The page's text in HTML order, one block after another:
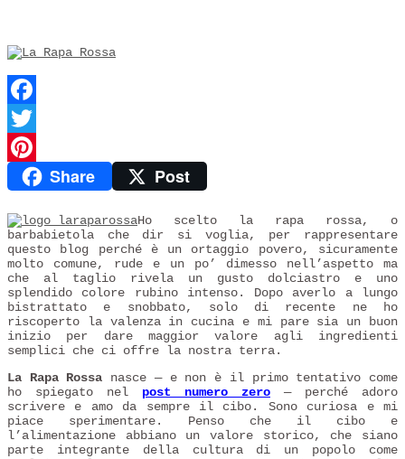
Facebook
Twitter
PinterestShare Post
Ho scelto la rapa rossa, o
barbabietola che dir si voglia, per rappresentare
questo blog perché è un ortaggio povero, sicuramente
molto comune, rude e un po’ dimesso nell’aspetto ma
che al taglio rivela un gusto dolciastro e uno
splendido colore rubino intenso. Dopo averlo a lungo
bistrattato e snobbato, solo di recente ne ho
riscoperto la valenza in cucina e mi pare sia un buon
inizio per dare maggior valore agli ingredienti
semplici che ci offre la nostra terra.
La Rapa Rossa nasce — e non è il primo tentativo come
ho spiegato nel post numero zero — perché adoro
scrivere e amo da sempre il cibo. Sono curiosa e mi
piace sperimentare. Penso che il cibo e
l’alimentazione abbiano un valore storico, che siano
parte integrante della cultura di un popolo come